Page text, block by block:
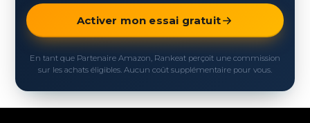
Activer mon essai gratuit
En tant que Partenaire Amazon, Rankeat perçoit une commission
sur les achats éligibles. Aucun coût supplémentaire pour vous.